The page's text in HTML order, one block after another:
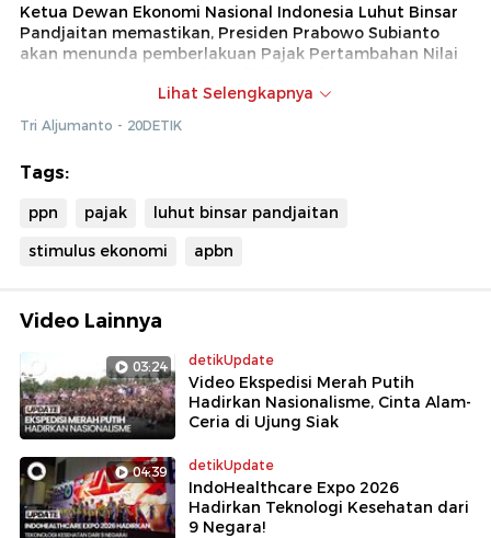
Ketua Dewan Ekonomi Nasional Indonesia Luhut Binsar
Pandjaitan memastikan, Presiden Prabowo Subianto
akan menunda pemberlakuan Pajak Pertambahan Nilai
tengah menggodok stimulus untuk masyarakat
menengah ke bawah.
Lihat Selengkapnya
Tri Aljumanto - 20DETIK
Tags:
ppn pajak
luhut binsar pandjaitan
stimulus ekonomi
apbn
Video Lainnya
03:24 detikUpdate
Video Ekspedisi Merah Putih
Hadirkan Nasionalisme, Cinta Alam-
Ceria di Ujung Siak
04:39 detikUpdate
IndoHealthcare Expo 2026
Hadirkan Teknologi Kesehatan dari
9 Negara!